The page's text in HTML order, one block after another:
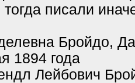
писали
Бройдо,
1894 года
Лейбович